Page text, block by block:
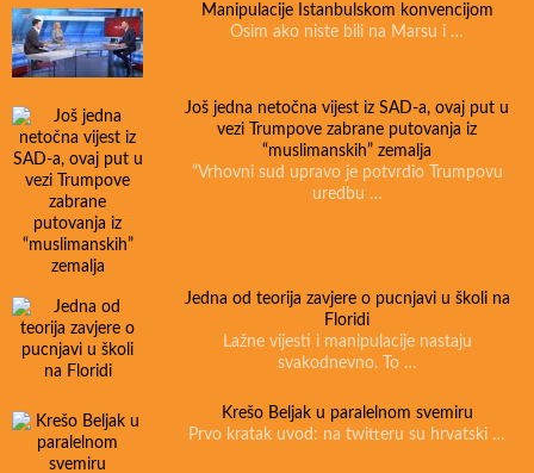
Manipulacije Istanbulskom konvencijom
Osim ako niste bili na Marsu i …
Još jedna netočna vijest iz SAD-a, ovaj put u
vezi Trumpove zabrane putovanja iz
“muslimanskih” zemalja
“Vrhovni sud upravo je potvrdio Trumpovu
uredbu …
Jedna od teorija zavjere o pucnjavi u školi na
Floridi
Lažne vijesti i manipulacije nastaju
svakodnevno. To …
Krešo Beljak u paralelnom svemiru
Prvo kratak uvod: na twitteru su hrvatski …